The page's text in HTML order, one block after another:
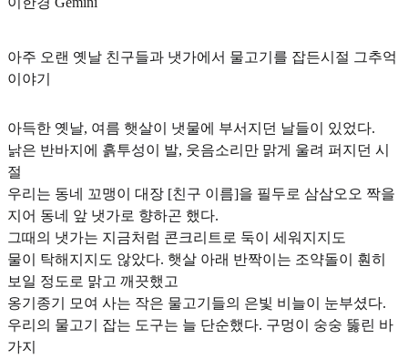
아주 오랜 옛날 친구들과 냇가에서 물고기를 잡든시절 그추억
이야기
아득한 옛날, 여름 햇살이 냇물에 부서지던 날들이 있었다.
낡은 반바지에 흙투성이 발, 웃음소리만 맑게 울려 퍼지던 시
절
우리는 동네 꼬맹이 대장 [친구 이름]을 필두로 삼삼오오 짝을
지어 동네 앞 냇가로 향하곤 했다.
그때의 냇가는 지금처럼 콘크리트로 둑이 세워지지도
물이 탁해지지도 않았다. 햇살 아래 반짝이는 조약돌이 훤히
보일 정도로 맑고 깨끗했고
옹기종기 모여 사는 작은 물고기들의 은빛 비늘이 눈부셨다.
우리의 물고기 잡는 도구는 늘 단순했다. 구멍이 숭숭 뚫린 바
가지